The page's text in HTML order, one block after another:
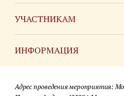
УЧАСТНИКАМ
ИНФОРМАЦИЯ
Для СМИ
Адрес проведения мероприятия: